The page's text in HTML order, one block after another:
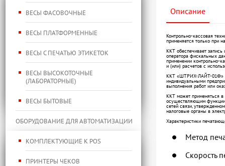
ВЕСЫ ФАСОВОЧНЫЕ
ВЕСЫ ПЛАТФОРМЕННЫЕ
ВЕСЫ С ПЕЧАТЬЮ ЭТИКЕТОК
ВЕСЫ ВЫСОКОТОЧНЫЕ
(ЛАБОРАТОРНЫЕ)
ВЕСЫ БЫТОВЫЕ
ОБОРУДОВАНИЕ ДЛЯ АВТОМАТИЗАЦИИ
КОМПЛЕКТУЮЩИЕ К POS
ПРИНТЕРЫ ЧЕКОВ
Описание
Контрольно-кассовая
применяется только при
ККТ обеспечивает
оператора фискальных
применении контрольно-
и (или) расчетов с
ККТ «ШТРИХ-ЛАЙТ-01Ф»
индивидуальными
выполнения работ или
ККТ может применяться в
осуществляющим функции
сетей связи,
налоговые органы в
Характеристики
Метод
Скорость